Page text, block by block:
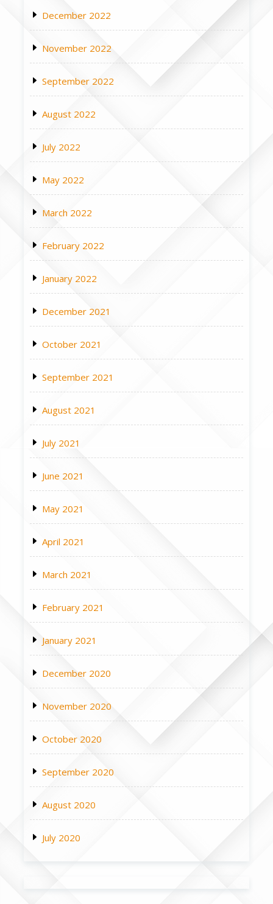
December 2022
November 2022
September 2022
August 2022
July 2022
May 2022
March 2022
February 2022
January 2022
December 2021
October 2021
September 2021
August 2021
July 2021
June 2021
May 2021
April 2021
March 2021
February 2021
January 2021
December 2020
November 2020
October 2020
September 2020
August 2020
July 2020